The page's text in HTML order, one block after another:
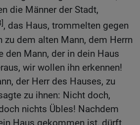
die Männer der Stadt,
, das Haus, trommelten gegen
zu dem alten Mann, dem Herrn
den Mann, der in dein Haus
wir wollen ihn erkennen!
der Herr des Hauses, zu
zu ihnen: Nicht doch,
nichts Übles! Nachdem
Haus gekommen ist, dürft